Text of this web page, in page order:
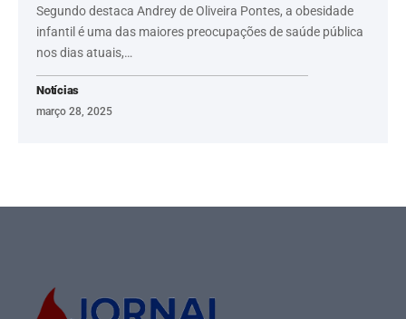
Segundo destaca Andrey de Oliveira Pontes, a obesidade
infantil é uma das maiores preocupações de saúde pública
nos dias atuais,…
Notícias
março 28, 2025